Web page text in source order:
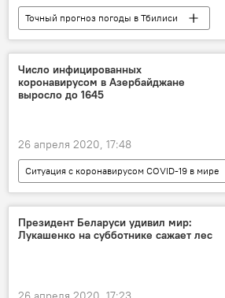
Точный прогноз погоды в Тбилиси
НОВОСТИ
Грузия
Тбилиси
Прогноз погоды
Число инфицированных
коронавирусом в Азербайджане
выросло до 1645
26 апреля 2020, 17:48
Ситуация с коронавирусом COVID-19 в мире
Кавказ
НОВОСТИ
Президент Беларуси удивил мир:
Лукашенко на субботнике сажает лес